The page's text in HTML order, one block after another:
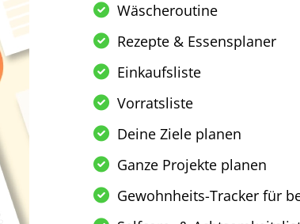
Wäscheroutine
Rezepte & Essensplaner
Einkaufsliste
Vorratsliste
Deine Ziele planen
Ganze Projekte planen
Gewohnheits-Tracker für